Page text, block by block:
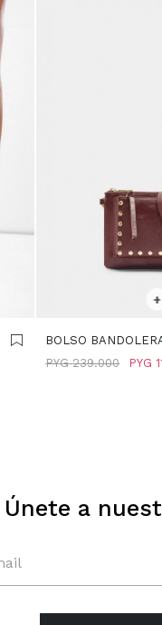
+
BOLSO
TACHUELAS - PYG
PYG 239.000
Únete a